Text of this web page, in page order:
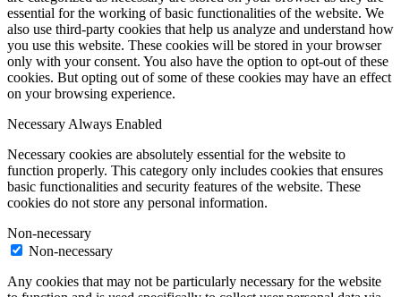
essential for the working of basic functionalities of the website. We
also use third-party cookies that help us analyze and understand how
you use this website. These cookies will be stored in your browser
only with your consent. You also have the option to opt-out of these
cookies. But opting out of some of these cookies may have an effect
on your browsing experience.
NecessaryAlways Enabled
Necessary cookies are absolutely essential for the website to
function properly. This category only includes cookies that ensures
basic functionalities and security features of the website. These
cookies do not store any personal information.
Non-necessary
Non-necessary
Any cookies that may not be particularly necessary for the website